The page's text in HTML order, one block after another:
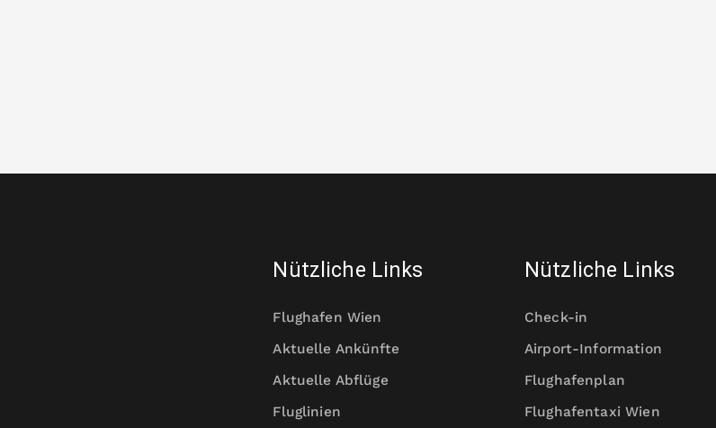
Nützliche Links
Flughafen Wien
Aktuelle Ankünfte
Aktuelle Abflüge
Fluglinien
Nützliche Links
Check-in
Airport-Information
Flughafenplan
Flughafentaxi Wien